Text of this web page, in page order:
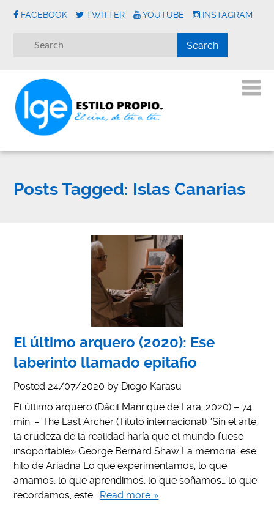
FACEBOOK TWITTER YOUTUBE INSTAGRAM
Posts Tagged: Islas Canarias
El último arquero (2020): Ese
laberinto llamado epitafio
Posted 24/07/2020 by Diego Karasu
El último arquero (Dácil Manrique de Lara, 2020) – 74
min. – The Last Archer (Título internacional) “Sin el arte,
la crudeza de la realidad haría que el mundo fuese
insoportable» George Bernard Shaw La memoria: ese
hilo de Ariadna Lo que experimentamos, lo que
amamos, lo que aprendimos, lo que soñamos… lo que
recordamos, este… Read more »